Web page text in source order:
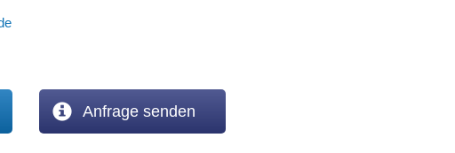
Anfrage senden